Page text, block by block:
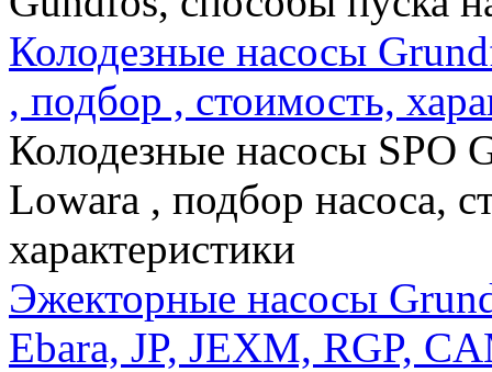
Колодезные насосы
, подбор , стоимость,
Колодезные насосы SPO
Lowara , подбор насоса,
характеристики
Эжекторные насосы
Ebara, JP, JEXM, RGP,